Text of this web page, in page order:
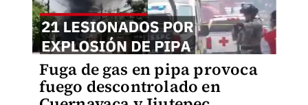
Fuga de gas en pipa provoca
fuego descontrolado en